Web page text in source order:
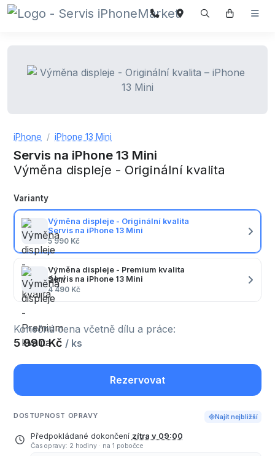
iPhone iPhone 13 Mini
Servis na iPhone 13 Mini
Výměna displeje - Originální kvalita
Varianty
Výměna displeje - Originální kvalita
Servis na iPhone 13 Mini
5 990 Kč
Výměna displeje - Premium kvalita
Servis na iPhone 13 Mini
4 490 Kč
Konečná cena včetně dílu a práce:
5 990 Kč / ks
Rezervovat
DOSTUPNOST OPRAVY Najít nejbližší
Předpokládané dokončení zítra v 09:00
Čas opravy: 2 hodiny · na 1 pobočce